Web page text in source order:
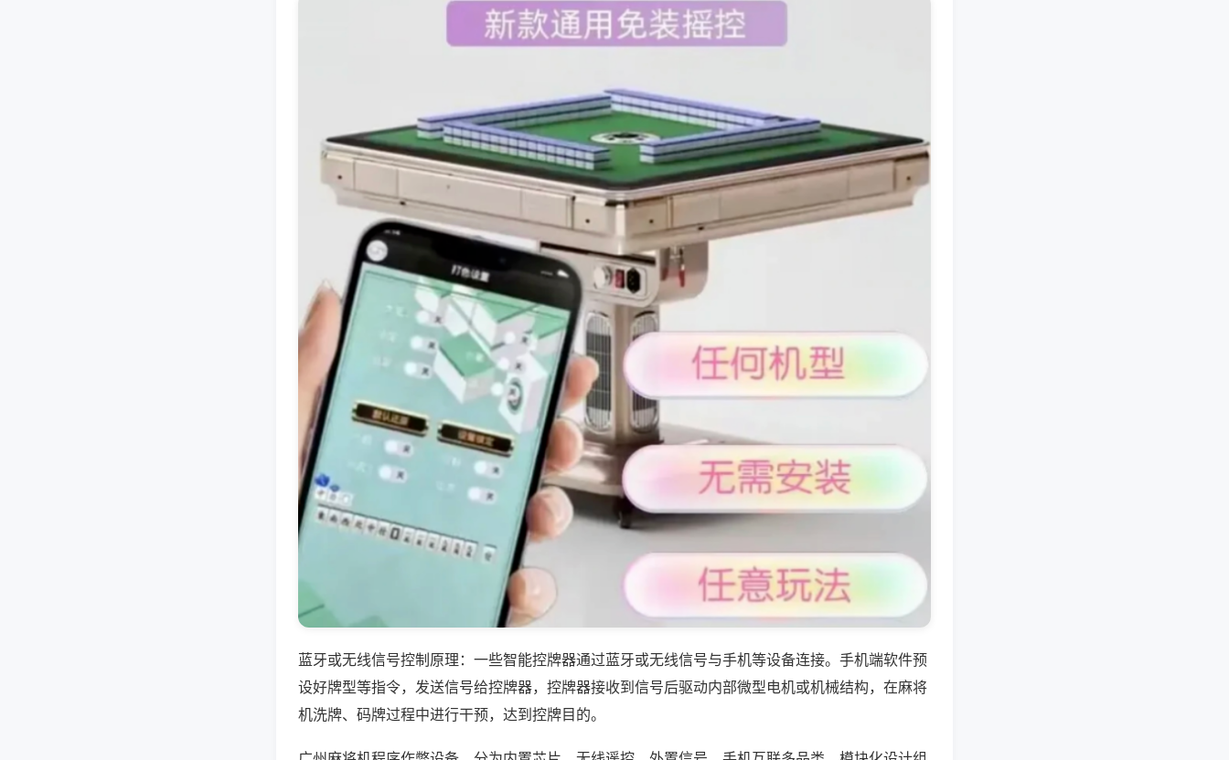
蓝牙或无线信号控制原理：一些智能控牌器通过蓝牙或无线信号与手机等设备连接。手机端软件预
设好牌型等指令，发送信号给控牌器，控牌器接收到信号后驱动内部微型电机或机械结构，在麻将
机洗牌、码牌过程中进行干预，达到控牌目的。